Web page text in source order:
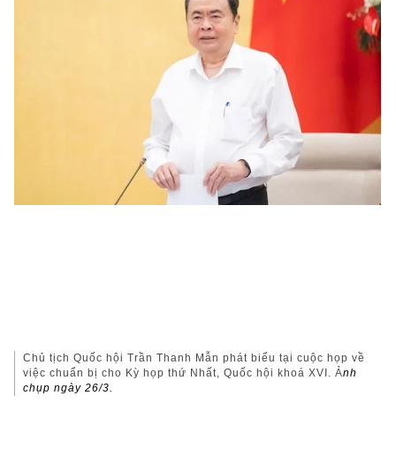
Chủ tịch Quốc hội Trần Thanh Mẫn phát biểu tại cuộc họp về
việc chuẩn bị cho Kỳ họp thứ Nhất, Quốc hội khoá XVI. Ảnh
chụp ngày 26/3.